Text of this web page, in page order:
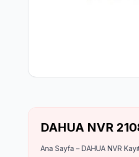
DAHUA NVR
Ana Sayfa – DAHUA NVR